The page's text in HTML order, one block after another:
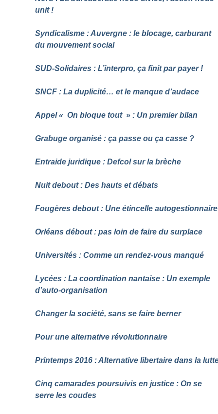
unit !
Syndicalisme : Auvergne : le blocage, carburant
du mouvement social
SUD-Solidaires : L’interpro, ça finit par payer !
SNCF : La duplicité… et le manque d’audace
Appel « On bloque tout » : Un premier bilan
Grabuge organisé : ça passe ou ça casse ?
Entraide juridique : Defcol sur la brèche
Nuit debout : Des hauts et débats
Fougères debout : Une étincelle autogestionnaire
Orléans débout : pas loin de faire du surplace
Universités : Comme un rendez-vous manqué
Lycées : La coordination nantaise : Un exemple
d’auto-organisation
Changer la société, sans se faire berner
Pour une alternative révolutionnaire
Printemps 2016 : Alternative libertaire dans la
Cinq camarades poursuivis en justice : On se
serre les coudes